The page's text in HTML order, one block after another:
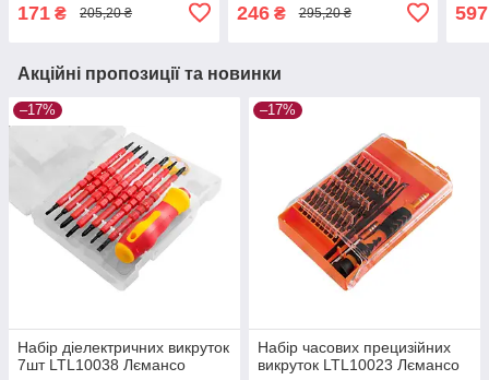
171 ₴ 205,20 ₴ 246₴ 295,20 ₴ 597
Акційні пропозиції та новинки
–17%
Набір діелектричних викруток
7шт LTL10038 Лємансо
–17%
Набір часових прецизійних
викруток LTL10023 Лємансо